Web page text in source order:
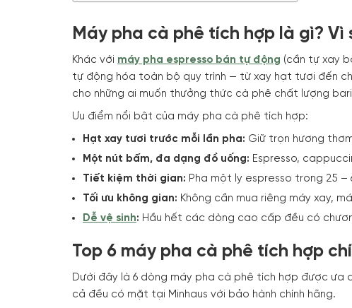
Máy pha cà phê tích hợp là gì?
Khác với máy pha espresso bán tự động (cần tự xay
tự động hóa toàn bộ quy trình — từ xay hạt tươi đến
cho những ai muốn thưởng thức cà phê chất lượng
Ưu điểm nổi bật của máy pha cà phê tích hợp:
Hạt xay tươi trước mỗi lần pha: Giữ trọn hương
Một nút bấm, đa dạng đồ uống: Espresso,
Tiết kiệm thời gian: Pha một ly espresso trong 25 –
Tối ưu không gian: Không cần mua riêng máy xay,
Dễ vệ sinh: Hầu hết các dòng cao cấp đều có
Top 6 máy pha cà phê tích hợp
Dưới đây là 6 dòng máy pha cà phê tích hợp được
cả đều có mặt tại Minhaus với bảo hành chính hãng.